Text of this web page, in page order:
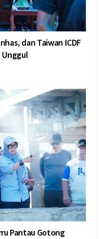
dan Taiwan ICDF
Unggul
Pantau Gotong